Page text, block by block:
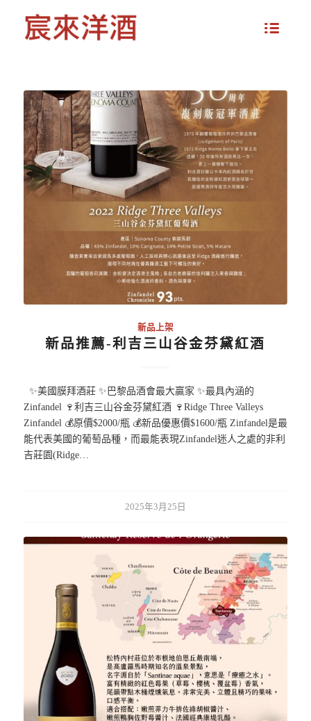
新品上架
新品推薦-利吉三山谷金芬黛紅酒
✨美國膜拜酒莊 ✨巴黎品酒會最大贏家 ✨最具內涵的
Zinfandel 🍷利吉三山谷金芬黛紅酒 🍷Ridge Three Valleys
Zinfandel 💰原價$2000/瓶 💰新品優惠價$1600/瓶 Zinfandel是最
能代表美國的葡萄品種，而最能表現Zinfandel迷人之處的非利
吉莊園(Ridge…
2025年3月25日